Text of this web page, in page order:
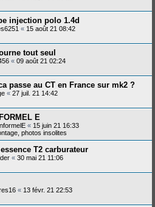
injection polo 1.4d
« 15 août 21 08:42
tout seul
« 09 août 21 02:24
passe au CT en France sur mk2 ?
« 27 juil. 21 14:42
E
« 15 juin 21 16:33
photos insolites
T2 carburateur
« 30 mai 21 11:06
« 13 févr. 21 22:53